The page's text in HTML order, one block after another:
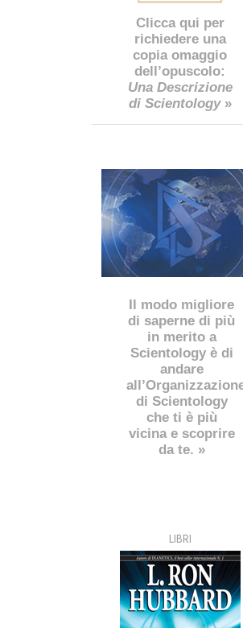
Clicca qui per
richiedere una
copia omaggio
dell’opuscolo:
Una Descrizione
di Scientology»
Il modo migliore
di saperne di più
in merito a
Scientology è di
andare
di Scientology
che ti è più
vicina e scoprire
da te. »
LIBRI